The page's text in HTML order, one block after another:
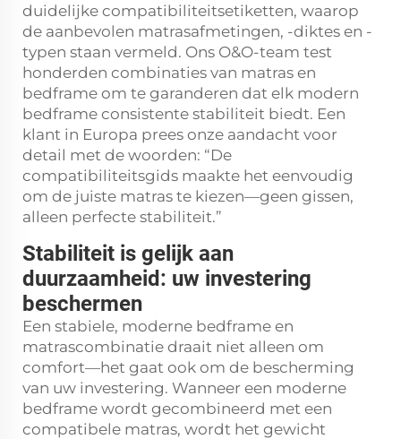
duidelijke compatibiliteitsetiketten, waarop
de aanbevolen matrasafmetingen, -diktes en -
typen staan vermeld. Ons O&O-team test
honderden combinaties van matras en
bedframe om te garanderen dat elk modern
bedframe consistente stabiliteit biedt. Een
klant in Europa prees onze aandacht voor
detail met de woorden: “De
compatibiliteitsgids maakte het eenvoudig
om de juiste matras te kiezen—geen gissen,
alleen perfecte stabiliteit.”
Stabiliteit is gelijk aan
duurzaamheid: uw investering
beschermen
Een stabiele, moderne bedframe en
matrascombinatie draait niet alleen om
comfort—het gaat ook om de bescherming
van uw investering. Wanneer een moderne
bedframe wordt gecombineerd met een
compatibele matras, wordt het gewicht